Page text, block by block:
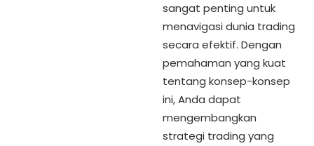
sangat penting untuk
menavigasi dunia trading
secara efektif. Dengan
pemahaman yang kuat
tentang konsep-konsep
ini, Anda dapat
mengembangkan
strategi trading yang